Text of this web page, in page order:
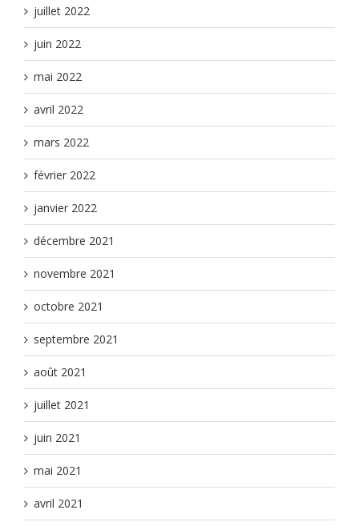
juillet 2022
juin 2022
mai 2022
avril 2022
mars 2022
février 2022
janvier 2022
décembre 2021
novembre 2021
octobre 2021
septembre 2021
août 2021
juillet 2021
juin 2021
mai 2021
avril 2021